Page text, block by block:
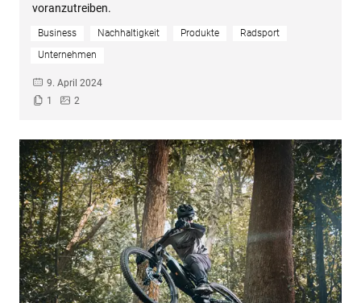
voranzutreiben.
Business Nachhaltigkeit Produkte
Radsport
Unternehmen
9. April 2024
1
2